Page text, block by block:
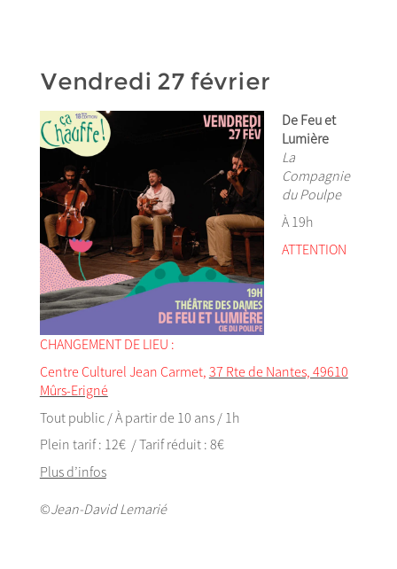
Vendredi 27 février
De Feu et
Lumière
La
Compagnie
du Poulpe
À 19h
ATTENTION
CHANGEMENT DE LIEU :
Centre Culturel Jean Carmet, 37 Rte de Nantes, 49610
Mûrs-Erigné
Tout public / À partir de 10 ans / 1h
Plein tarif : 12€ / Tarif réduit : 8€
Plus d’infos
©Jean-David Lemarié